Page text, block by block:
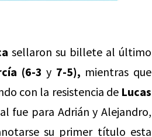
sellaron su billete al último
(6-3 y 7-5), mientras que
con la resistencia de Lucas
fue para Adrián y Alejandro,
su primer título esta